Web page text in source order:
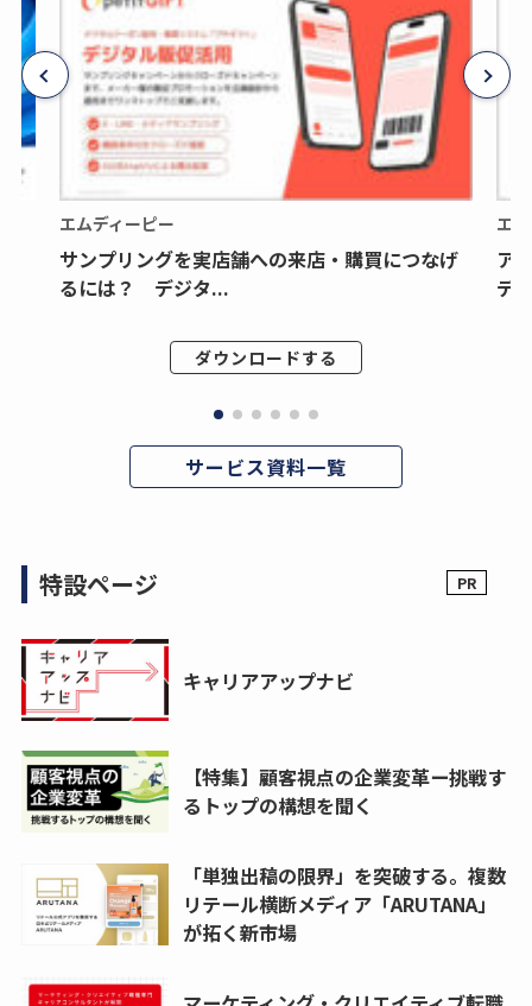
エムディーピー
サンプリングを実店舗への来店・購買につなげ
るには？ デジタ...
ダウンロードする
エ
ア
デ
サービス資料一覧
特設ページ
キャリアアップナビ
【特集】顧客視点の企業変革ー挑戦す
るトップの構想を聞く
「単独出稿の限界」を突破する。複数
リテール横断メディア「ARUTANA」
が拓く新市場